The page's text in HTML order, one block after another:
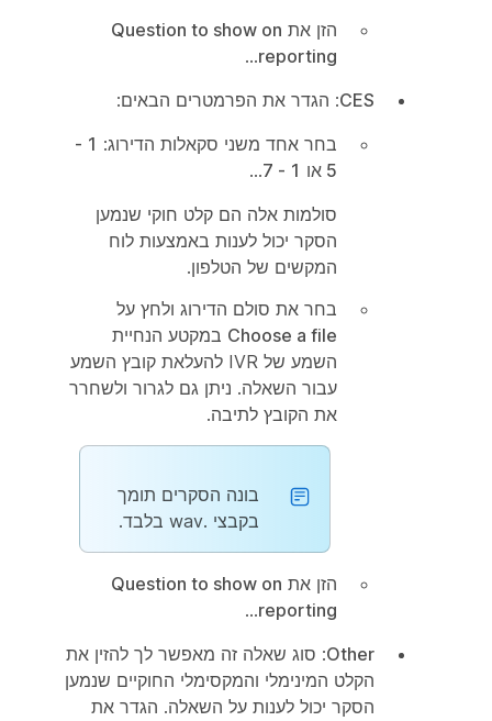
הזן את Question to show on
reporting
...
CES: הגדר את הפרמטרים הבאים:
בחר אחד משני סקאלות הדירוג:
1 -
5 או 1 - 7
...
סולמות אלה הם קלט חוקי שנמען
הסקר יכול לענות באמצעות לוח
המקשים של הטלפון.
בחר את סולם הדירוג ולחץ על
Choose a file במקטע הנחיית
השמע של IVR להעלאת קובץ השמע
עבור השאלה. ניתן גם לגרור ולשחרר
את הקובץ לתיבה.
בונה הסקרים תומך
בקבצי .wav בלבד.
הזן את Question to show on
reporting
...
Other: סוג שאלה זה מאפשר לך להזין את
הקלט המינימלי והמקסימלי החוקיים שנמען
הסקר יכול לענות על השאלה. הגדר את